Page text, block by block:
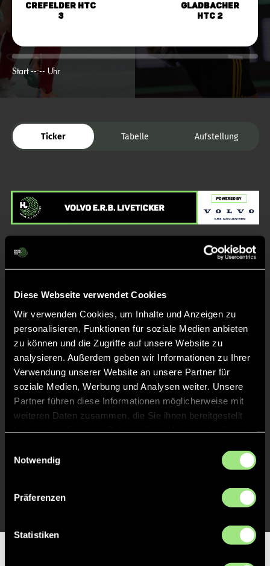
Diese Webseite verwendet Cookies
Wir verwenden Cookies, um Inhalte und Anzeigen zu
personalisieren, Funktionen für soziale Medien anbieten
zu können und die Zugriffe auf unsere Website zu
analysieren. Außerdem geben wir Informationen zu Ihrer
Verwendung unserer Website an unsere Partner für
soziale Medien, Werbung und Analysen weiter. Unsere
Partner führen diese Informationen möglicherweise mit
weiteren Daten zusammen, die Sie ihnen bereitgestellt
Notwendig
Präferenzen
Statistiken
Crefelder HTC
3
Gladbacher
HTC 2
Start --:-- Uhr
Ticker Tabelle Aufstellung
Liveticker
Keine Daten verfügbar.